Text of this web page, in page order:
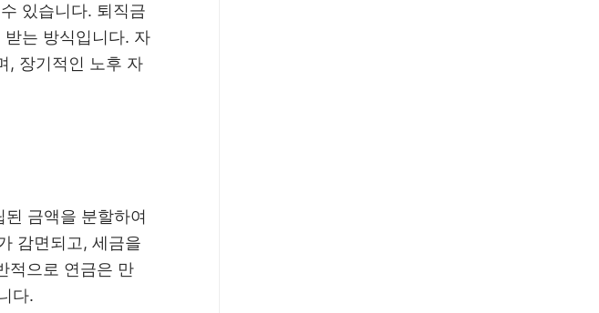
있습니다. 퇴직금
는 방식입니다. 자
, 장기적인 노후 자
금액을 분할하여
감면되고, 세금을
적으로 연금은 만
다.